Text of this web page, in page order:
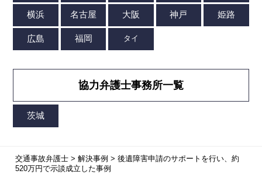
協力弁護士事務所一覧
交通事故弁護士> 解決事例 > 後遺障害申請のサポートを行い、約
520万円で示談成立した事例